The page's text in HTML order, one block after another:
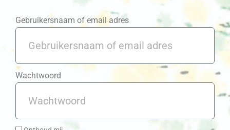
Gebruikersnaam of email adres
Wachtwoord